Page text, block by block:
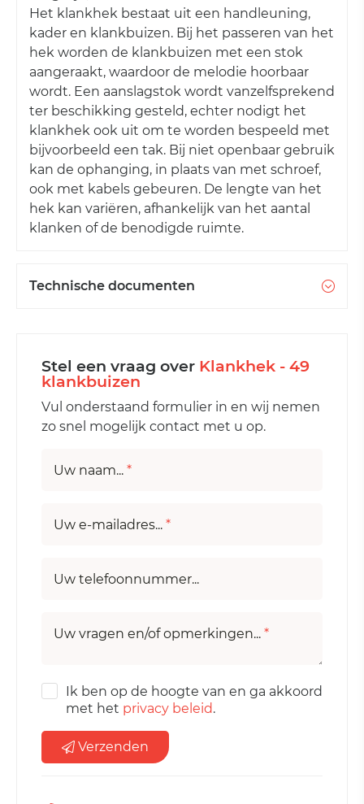
Het klankhek bestaat uit een handleuning,
kader en klankbuizen. Bij het passeren van het
hek worden de klankbuizen met een stok
aangeraakt, waardoor de melodie hoorbaar
wordt. Een aanslagstok wordt vanzelfsprekend
ter beschikking gesteld, echter nodigt het
klankhek ook uit om te worden bespeeld met
bijvoorbeeld een tak. Bij niet openbaar gebruik
kan de ophanging, in plaats van met schroef,
ook met kabels gebeuren. De lengte van het
hek kan variëren, afhankelijk van het aantal
klanken of de benodigde ruimte.
Technische documenten
Stel een vraag over Klankhek - 49
klankbuizen
Vul onderstaand formulier in en wij nemen
zo snel mogelijk contact met u op.
Uw naam... *
Uw e-mailadres... *
Uw telefoonnummer...
Uw vragen en/of opmerkingen... *
Ik ben op de hoogte van en ga akkoord
met het privacy beleid.
Verzenden